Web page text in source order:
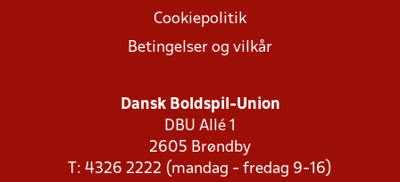
Cookiepolitik
Betingelser og vilkår
Dansk Boldspil-Union
DBU Allé 1
2605 Brøndby
T: 4326 2222 (mandag - fredag 9-16)